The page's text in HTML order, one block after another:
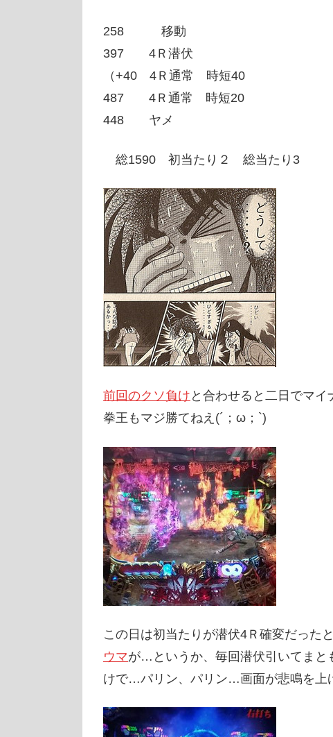
258 移動
397 4Ｒ潜伏
（+40 4Ｒ通常 時短40
487 4Ｒ通常 時短20
448 ヤメ
総1590 初当たり２ 総当たり3
前回のクソ負け と合わせると二日でマ
拳王もマジ勝てねえ(´；ω；`)
この日は初当たりが潜伏4Ｒ確変だった
ウマが…というか、毎回潜伏引いてまと
けで…パリン、パリン…画面が悲鳴を上